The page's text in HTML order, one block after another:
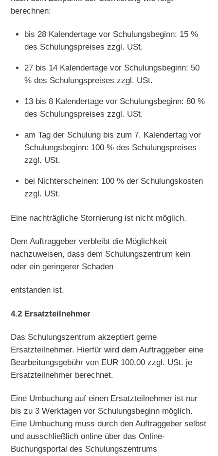
berechnen:
bis 28 Kalendertage vor Schulungsbeginn: 15 %
des Schulungspreises zzgl. USt.
27 bis 14 Kalendertage vor Schulungsbeginn: 50
% des Schulungspreises zzgl. USt.
13 bis 8 Kalendertage vor Schulungsbeginn: 80 %
des Schulungspreises zzgl. USt.
am Tag der Schulung bis zum 7. Kalendertag vor
Schulungsbeginn: 100 % des Schulungspreises
zzgl. USt.
bei Nichterscheinen: 100 % der Schulungskosten
zzgl. USt.
Eine nachträgliche Stornierung ist nicht möglich.
Dem Auftraggeber verbleibt die Möglichkeit
nachzuweisen, dass dem Schulungszentrum kein
oder ein geringerer Schaden
entstanden ist.
4.2 Ersatzteilnehmer
Das Schulungszentrum akzeptiert gerne
Ersatzteilnehmer. Hierfür wird dem Auftraggeber eine
Bearbeitungsgebühr von EUR 100,00 zzgl. USt. je
Ersatzteilnehmer berechnet.
Eine Umbuchung auf einen Ersatzteilnehmer ist nur
bis zu 3 Werktagen vor Schulungsbeginn möglich.
Eine Umbuchung muss durch den Auftraggeber selbst
und ausschließlich online über das Online-
Buchungsportal des Schulungszentrums